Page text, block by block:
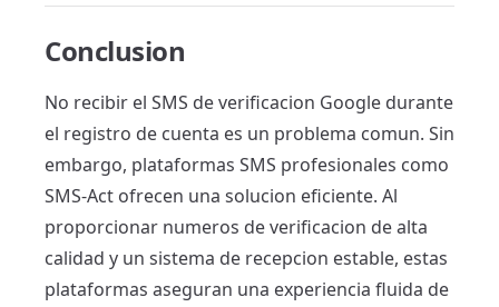
Conclusion
No recibir el SMS de verificacion Google durante
el registro de cuenta es un problema comun. Sin
embargo, plataformas SMS profesionales como
SMS-Act ofrecen una solucion eficiente. Al
proporcionar numeros de verificacion de alta
calidad y un sistema de recepcion estable, estas
plataformas aseguran una experiencia fluida de